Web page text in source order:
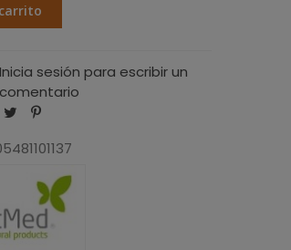
Inicia sesión para escribir un
comentario